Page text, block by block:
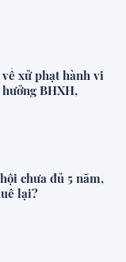
xử phạt hành vi
BHXH,
chưa đủ 5 năm,
lại?